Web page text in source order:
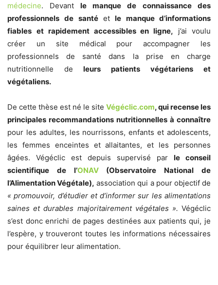
médecine. Devant le manque de connaissance des
professionnels de santéetle manque d’informations
fiables et rapidement accessibles en ligne, j’ai voulu
créer un site médical pour accompagner les
professionnels de santé dans la prise en charge
nutritionnelle de leurs patients végétariens et
végétaliens.
De cette thèse est né le site Végéclic.com, qui recense les
principales recommandations nutritionnelles à connaître
pour les adultes, les nourrissons, enfants et adolescents,
les femmes enceintes et allaitantes, et les personnes
âgées. Végéclic est depuis supervisé par le conseil
scientifique de l’ONAV(Observatoire National de
l’Alimentation Végétale), association qui a pour objectif de
« promouvoir, d’étudier et d’informer sur les alimentations
saines et durables majoritairement végétales ».Végéclic
s’est donc enrichi de pages destinées aux patients qui, je
l’espère, y trouveront toutes les informations nécessaires
pour équilibrer leur alimentation.